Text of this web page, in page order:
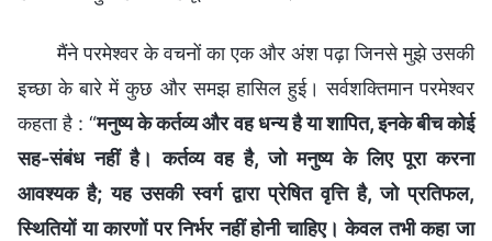
मैंने परमेश्वर के वचनों का एक और अंश पढ़ा जिनसे मुझे उसकी
इच्छा के बारे में कुछ और समझ हासिल हुई। सर्वशक्तिमान परमेश्वर
कहता है : “मनुष्य के कर्तव्य और वह धन्य है या शापित, इनके बीच कोई
सह-संबंध नहीं है। कर्तव्य वह है, जो मनुष्य के लिए पूरा करना
आवश्यक है; यह उसकी स्वर्ग द्वारा प्रेषित वृत्ति है, जो प्रतिफल,
स्थितियों या कारणों पर निर्भर नहीं होनी चाहिए। केवल तभी कहा जा